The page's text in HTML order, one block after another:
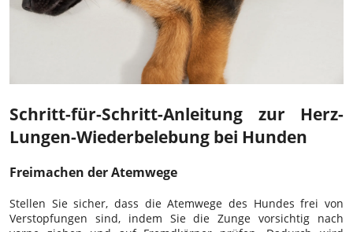
Schritt-für-Schritt-Anleitung zur Herz-
Lungen-Wiederbelebung bei Hunden
Freimachen der Atemwege
Stellen Sie sicher, dass die Atemwege des Hundes frei von
Verstopfungen sind, indem Sie die Zunge vorsichtig nach